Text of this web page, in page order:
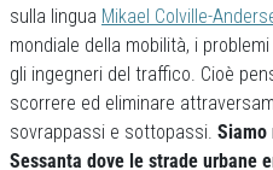
sulla lingua Mikael Colville-
mondiale della mobilità, i
gli ingegneri del traffico. Cioè
scorrere ed eliminare
sovrappassi e sottopassi. Siamo
Sessanta dove le strade urbane